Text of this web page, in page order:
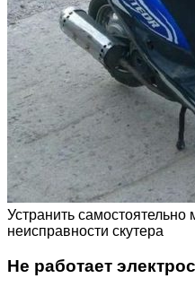
Устранить
неисправности скутера
Не работает